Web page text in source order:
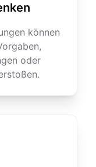
können
oder